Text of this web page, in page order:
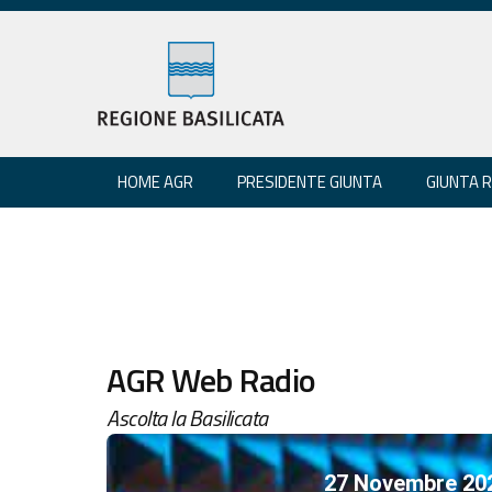
HOME AGR PRESIDENTE GIUNTA GIUNTA
AGR Web Radio
Ascolta la Basilicata
27 Novembre